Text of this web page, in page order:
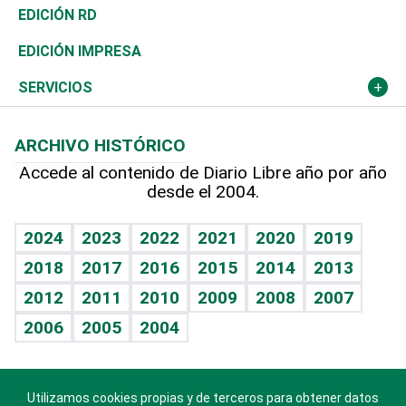
Ocenanía
Caribe
Resto del mundo
Telecom.
Global y variable
Economía personal
Sociales
Novedades
Podcast Arte Libre
Hablando con el pediatra
Vida y familia
Eñe
Celebrando la vida
Sin complejos
En pocas palabras
Tenis
Olimpismo
Más deportes
TBT Deportivo
El Espía
Noticiero Poteleche
Columnistas
Más firmas
Historia
Martes de tecnología
Cambio climático
Revista
Deportes
Opinión
Hecho en casa
Guía del dinero
EDICIÓN RD
EDICIÓN IMPRESA
SERVICIOS
Cumpleaños
Horóscopos
Crucigramas
ARCHIVO HISTÓRICO
Accede al contenido de Diario Libre año por año
desde el 2004.
2024 2023 2022 2021 2020
2019
2018
2017 2016 2015 2014
2013
2012
2011 2010 2009 2008
2007
2006
2005 2004
Utilizamos cookies propias y de terceros para obtener datos